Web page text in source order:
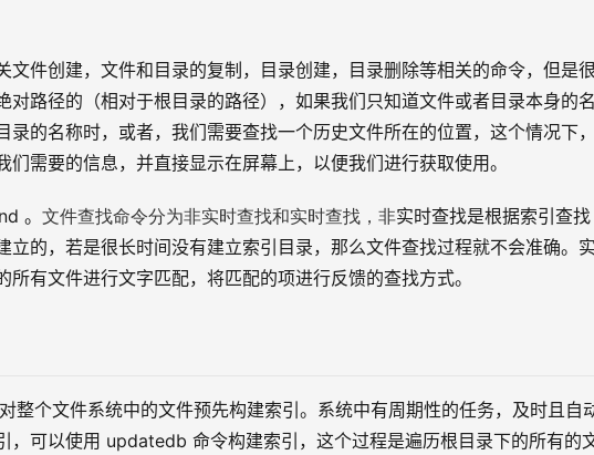
文件创建，文件和目录的复制，目录创建，目录删除等相关的命令，但是
对路径的（相对于根目录的路径），如果我们只知道文件或者目录本身的名
录的名称时，或者，我们需要查找一个历史文件所在的位置，这个情况下
需要的信息，并直接显示在屏幕上，以便我们进行获取使用。
。 文件查找命令分为非实时查找和实时查找，非实时查找是根据索引查找
立的，若是很长时间没有建立索引目录，那么文件查找过程就不会准确。
有文件进行文字匹配，将匹配的项进行反馈的查找方式。
整个文件系统中的文件预先构建索引。系统中有周期性的任务，及时且自
，可以使用 updatedb 命令构建索引，这个过程是遍历根目录下的所有的